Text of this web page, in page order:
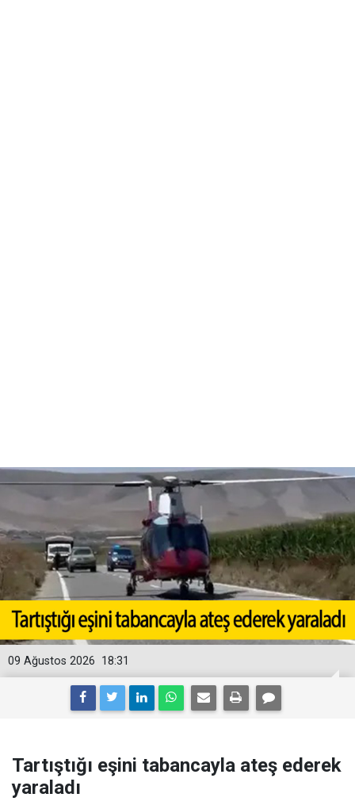
18:31
09 Ağustos 2026
Tartıştığı eşini tabancayla ateş ederek
yaraladı